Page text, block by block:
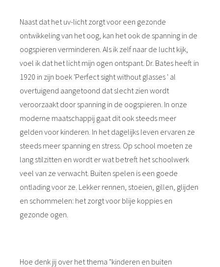
Naast dat het uv-licht zorgt voor een gezonde
ontwikkeling van het oog, kan het ook de spanning in de
oogspieren verminderen. Als ik zelf naar de lucht kijk,
voel ik dat het licht mijn ogen ontspant. Dr. Bates heeft in
1920 in zijn boek 'Perfect sight without glasses ' al
overtuigend aangetoond dat slecht zien wordt
veroorzaakt door spanning in de oogspieren. In onze
moderne maatschappij gaat dit ook steeds meer
gelden voor kinderen. In het dagelijks leven ervaren ze
steeds meer spanning en stress. Op school moeten ze
lang stilzitten en wordt er wat betreft het schoolwerk
veel van ze verwacht. Buiten spelen is een goede
ontlading voor ze. Lekker rennen, stoeien, gillen, glijden
en schommelen: het zorgt voor blije koppies en
gezonde ogen.
Hoe denk jij over het thema "kinderen en buiten